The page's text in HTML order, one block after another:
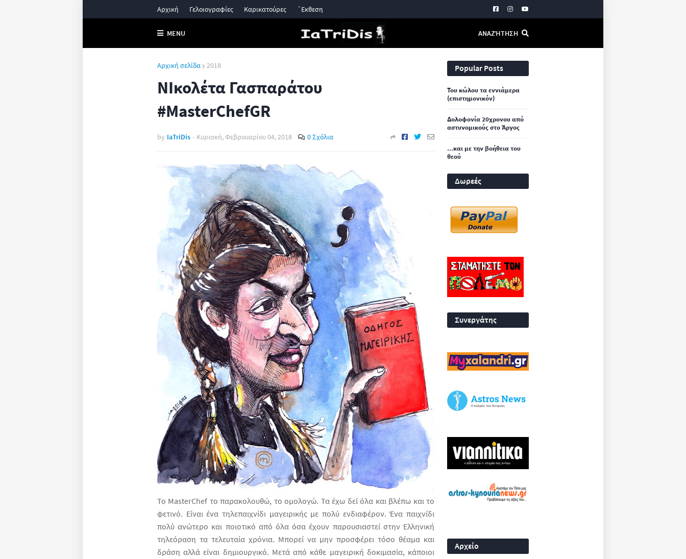
Αρχική Γελοιογραφίες Καρικατούρες ΄Εκθεση
MENU ΑΝΑΖΉΤΗΣΗ
Αρχική σελίδα 2018
ΝΙκολέτα Γασπαράτου
#MasterChefGR
by IaTriDis - Κυριακή, Φεβρουαρίου 04, 2018 0 Σχόλια
Το MasterChef το παρακολουθώ, το ομολογώ. Τα έχω δεί όλα και βλέπω και το
φετινό. Είναι ένα τηλεπαιχνίδι μαγειρικής με πολύ ενδιαφέρον. Ένα παιχνίδι
πολύ ανώτερο και ποιοτικό από όλα όσα έχουν παρουσιαστεί στην Ελληνική
τηλεόραση τα τελευταία χρόνια. Μπορεί να μην προσφέρει τόσο θέαμα και
δράση αλλά είναι δημιουργικό. Μετά από κάθε μαγειρική δοκιμασία, κάποιοι
Popular Posts
Του κώλου τα εννιάμερα
(επιστημονικόν)
Δολοφονία 20χρονου από
αστυνομικούς στο Άργος
...και με την βοήθεια του
θεού
Δωρεές
Συνεργάτης
Αρχείο